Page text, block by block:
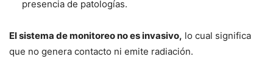
presencia de patologías.
El sistema de monitoreo no es invasivo, lo cual significa
que no genera contacto ni emite radiación.